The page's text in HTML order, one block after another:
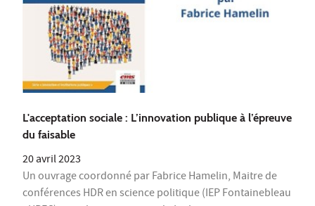
L'acceptation sociale : L’innovation publique à l’épreuve
du faisable
20 avril 2023
Un ouvrage coordonné par Fabrice Hamelin, Maitre de
conférences HDR en science politique (IEP Fontainebleau